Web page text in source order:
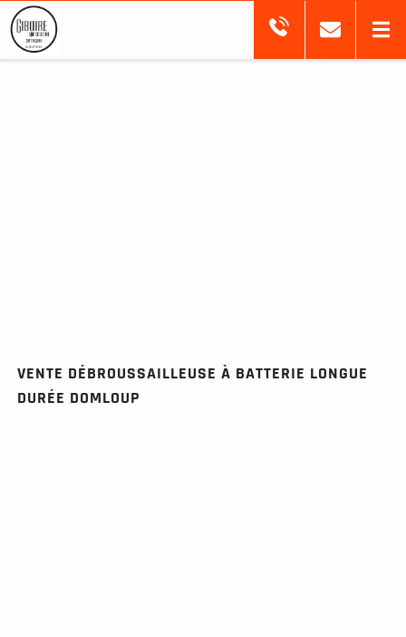
VENTE DÉBROUSSAILLEUSE À BATTERIE LONGUE
DURÉE DOMLOUP